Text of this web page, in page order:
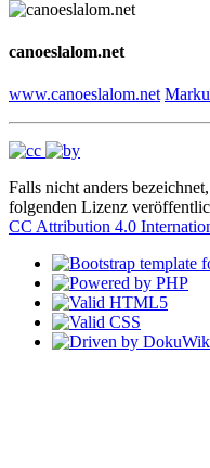
canoeslalom.net
www.canoeslalom.net
Falls nicht anders
folgenden Lizenz
CC Attribution 4.0